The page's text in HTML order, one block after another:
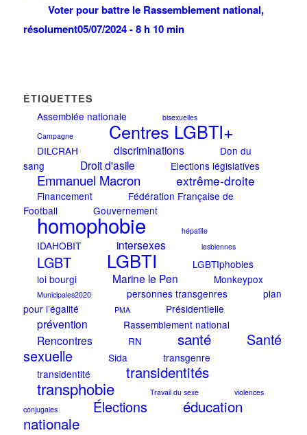
Voter pour battre le Rassemblement national,
résolument05/07/2024 - 8 h 10 min
ÉTIQUETTES
Assemblée nationale
bisexuelles
Campagne
Centres LGBTI+
DILCRAH discriminations
Don du
sang
Droit d'asile Elections législatives
Emmanuel Macron extrême-droite
Financement
Fédération Française de
Football
Gouvernement
homophobie hépatite
IDAHOBIT intersexes lesbiennes
LGBT LGBTI
LGBTIphobies
loi bourgi
Marine le Pen Monkeypox
Municipales2020 personnes transgenres
plan
pour l’égalité
PMA Présidentielle
prévention Rassemblement national
Rencontres RN santé
Santé
sexuelle
Sida
transgenre
transidentité
transidentités
transphobie Travail du sexe
violences
conjugales
Élections
éducation
nationale